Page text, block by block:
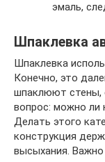
эмаль,
Шпаклевка
Шпаклевка
Конечно, это
шпаклюют стены,
вопрос: можно ли
Делать этого
конструкция
высыхания.